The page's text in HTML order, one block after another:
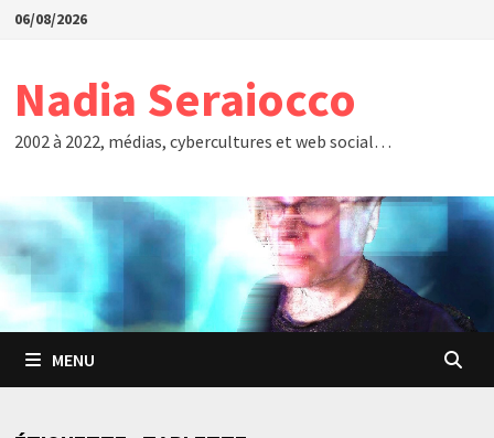
Passer
06/08/2026
Nadia Seraiocco
2002 à 2022, médias, cybercultures et web social…
MENU